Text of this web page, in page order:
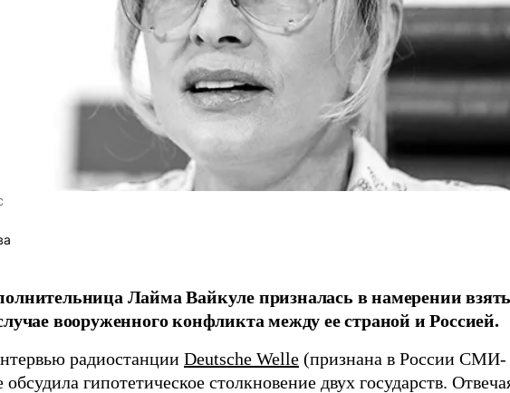
Лайма Вайкуле призналась в намерении
вооруженного конфликта между ее страной и Россией.
радиостанции Deutsche Welle (признана в России СМИ-
гипотетическое столкновение двух государств.